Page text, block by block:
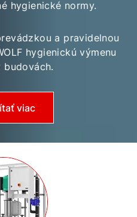
hygienické normy.
a pravidelnou
hygienickú výmenu
budovách.
viac